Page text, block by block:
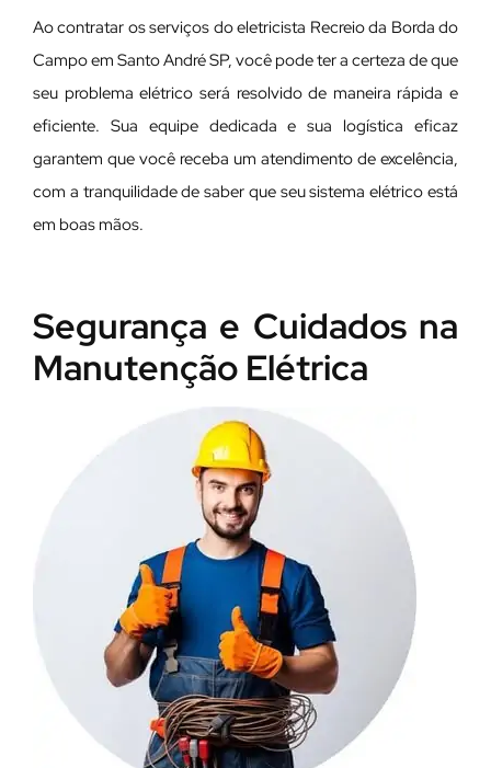
Ao contratar os serviços do eletricista Recreio da Borda do
Campo em Santo André SP, você pode ter a certeza de que
seu problema elétrico será resolvido de maneira rápida e
eficiente. Sua equipe dedicada e sua logística eficaz
garantem que você receba um atendimento de excelência,
com a tranquilidade de saber que seu sistema elétrico está
em boas mãos.
Segurança e Cuidados na
Manutenção Elétrica